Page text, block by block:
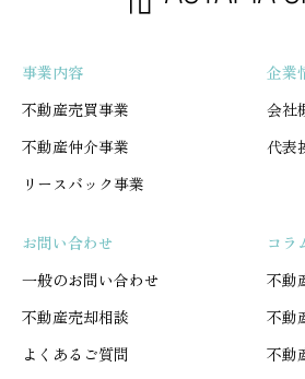
事業内容
不動産売買事業
不動産仲介事業
リースバック事業
企業
会社
代表
お問い合わせ
一般のお問い合わせ
不動産売却相談
よくあるご質問
コラ
不動
不動
不動